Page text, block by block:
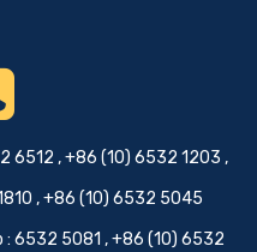
6512 , +86 (10) 6532 1203 ,
, +86 (10) 6532 5045
6532 5081 , +86 (10) 6532